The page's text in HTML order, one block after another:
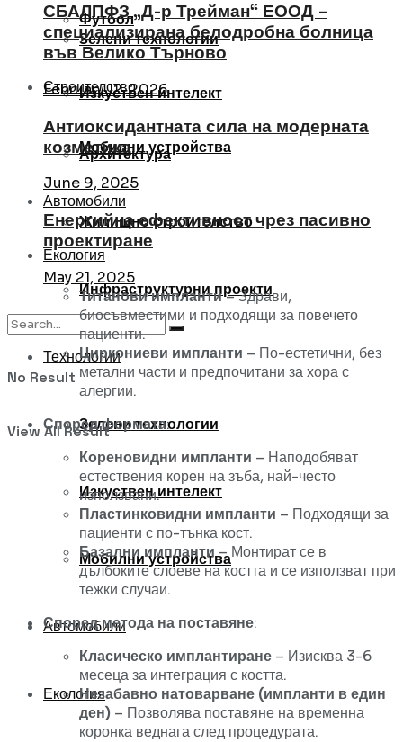
Футбол
Строителство
Архитектура
Жилищно строителство
Инфраструктурни проекти
Технологии
Зелени технологии
Изкуствен интелект
Мобилни устройства
Автомобили
Екология
Зелени технологии
Изкуствен интелект
Мобилни устройства
Автомобили
Екология
No Result
View All Result
СБАЛПФЗ „Д-р Трейман“ ЕООД –
специализирана белодробна болница
във Велико Търново
February 12, 2026
Антиоксидантната сила на модерната
козметика
June 9, 2025
Енергийна ефективност чрез пасивно
проектиране
May 21, 2025
Титанови импланти– Здрави,
биосъвместими и подходящи за повечето
пациенти.
Циркониеви импланти – По-естетични, без
метални части и предпочитани за хора с
алергии.
Според формата:
Кореновидни импланти – Наподобяват
естествения корен на зъба, най-често
използвани.
Пластинковидни импланти – Подходящи за
пациенти с по-тънка кост.
Базални импланти– Монтират се в
дълбоките слоеве на костта и се използват при
тежки случаи.
Според метода на поставяне:
Класическо имплантиране – Изисква 3-6
месеца за интеграция с костта.
Незабавно натоварване (импланти в един
ден) – Позволява поставяне на временна
коронка веднага след процедурата.